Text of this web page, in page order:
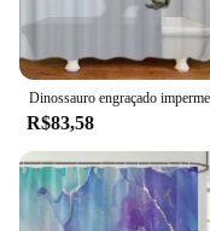
R$83,58